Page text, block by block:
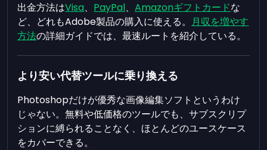
出金方法はVisa、 PayPal、Amazonギフトカードな
ど、どれもAdobe製品の購入に使える。 月収を増やす
方法の詳細ガイドでは、最速ルートを紹介している。
より安い代替ツールに乗り換える
Photoshopだけが優秀な画像編集ソフトというわけ
じゃない。無料や低価格のツールでも、サブスクリプ
ションに縛られることなく、ほとんどのユースケース
をカバーできる。